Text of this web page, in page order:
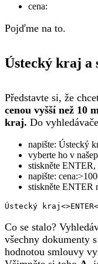
cena:
Pojďme na to.
Ústecký kraj a
Představte si, že
cenou vyšší než 10
kraj. Do
napište: Ústecký
vyberte ho v
stiskněte ENTER,
napište:
stiskněte ENTER
Ústecký
Co se stalo?
všechny dokumenty
hodnotou smlouvy